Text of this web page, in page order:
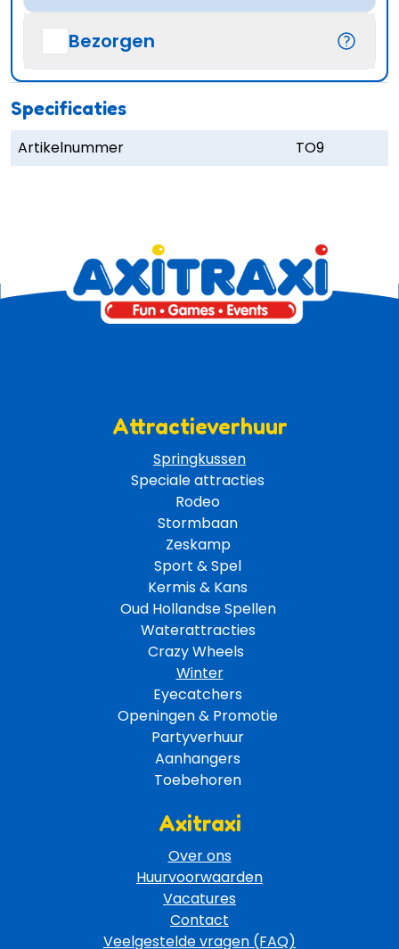
Bezorgen
Specificaties
Artikelnummer TO9
Attractieverhuur
Springkussen
Speciale attracties
Rodeo
Stormbaan
Zeskamp
Sport & Spel
Kermis & Kans
Oud Hollandse Spellen
Waterattracties
Crazy Wheels
Winter
Eyecatchers
Openingen & Promotie
Partyverhuur
Aanhangers
Toebehoren
Axitraxi
Over ons
Huurvoorwaarden
Vacatures
Contact
Veelgestelde vragen (FAQ)